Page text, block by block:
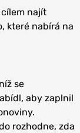
najít
které nabírá na
se
aby zaplnil
rozhodne, zda